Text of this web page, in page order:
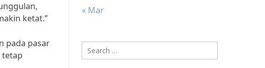
ketat.”
pada pasar
tetap
« Mar
Search
for: